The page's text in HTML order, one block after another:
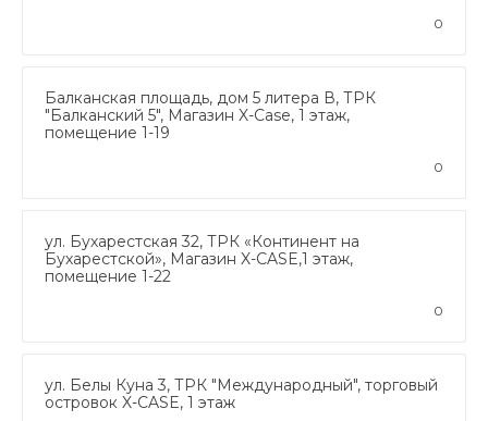
0
Балканская площадь, дом 5 литера В, ТРК
"Балканский 5", Магазин X-Case, 1 этаж,
помещение 1-19
0
ул. Бухарестская 32, ТРК «Континент на
Бухарестской», Магазин X-CASE,1 этаж,
помещение 1-22
0
ул. Белы Куна 3, ТРК "Международный", торговый
островок X-CASE, 1 этаж